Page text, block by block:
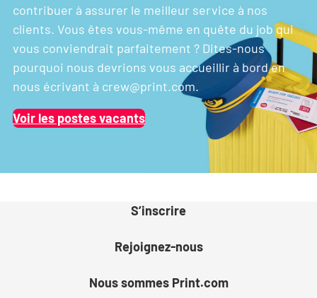
contribuer à assurer le meilleur service à nos
clients. Vous êtes vous-même en quête du job qui
vous conviendrait parfaitement ? Dites-nous
pourquoi nous devrions vous accueillir à bord en
nous écrivant à crew@print.com.
Voir les postes vacants
S’inscrire
Rejoignez-nous
Nous sommes Print.com